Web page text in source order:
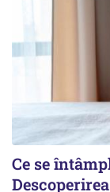
Ce se